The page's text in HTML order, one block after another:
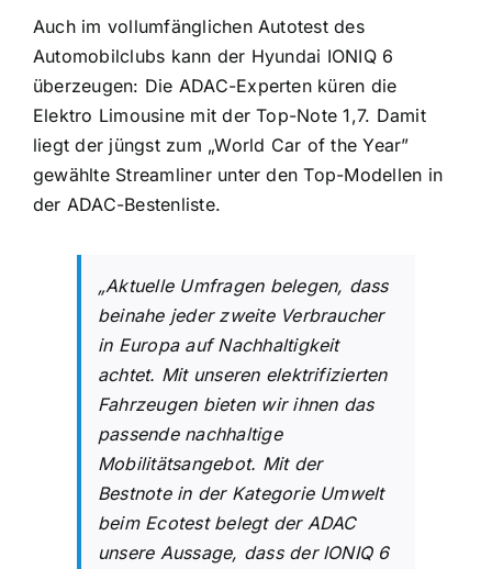
Auch im vollumfänglichen Autotest des
Automobilclubs kann der Hyundai IONIQ 6
überzeugen: Die ADAC-Experten küren die
Elektro Limousine mit der Top-Note 1,7. Damit
liegt der jüngst zum „World Car of the Year”
gewählte Streamliner unter den Top-Modellen in
der ADAC-Bestenliste.
„Aktuelle Umfragen belegen, dass
beinahe jeder zweite Verbraucher
in Europa auf Nachhaltigkeit
achtet. Mit unseren elektrifizierten
Fahrzeugen bieten wir ihnen das
passende nachhaltige
Mobilitätsangebot. Mit der
Bestnote in der Kategorie Umwelt
beim Ecotest belegt der ADAC
unsere Aussage, dass der IONIQ 6